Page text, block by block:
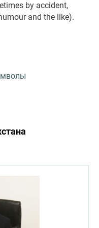
by accident,
and the like).